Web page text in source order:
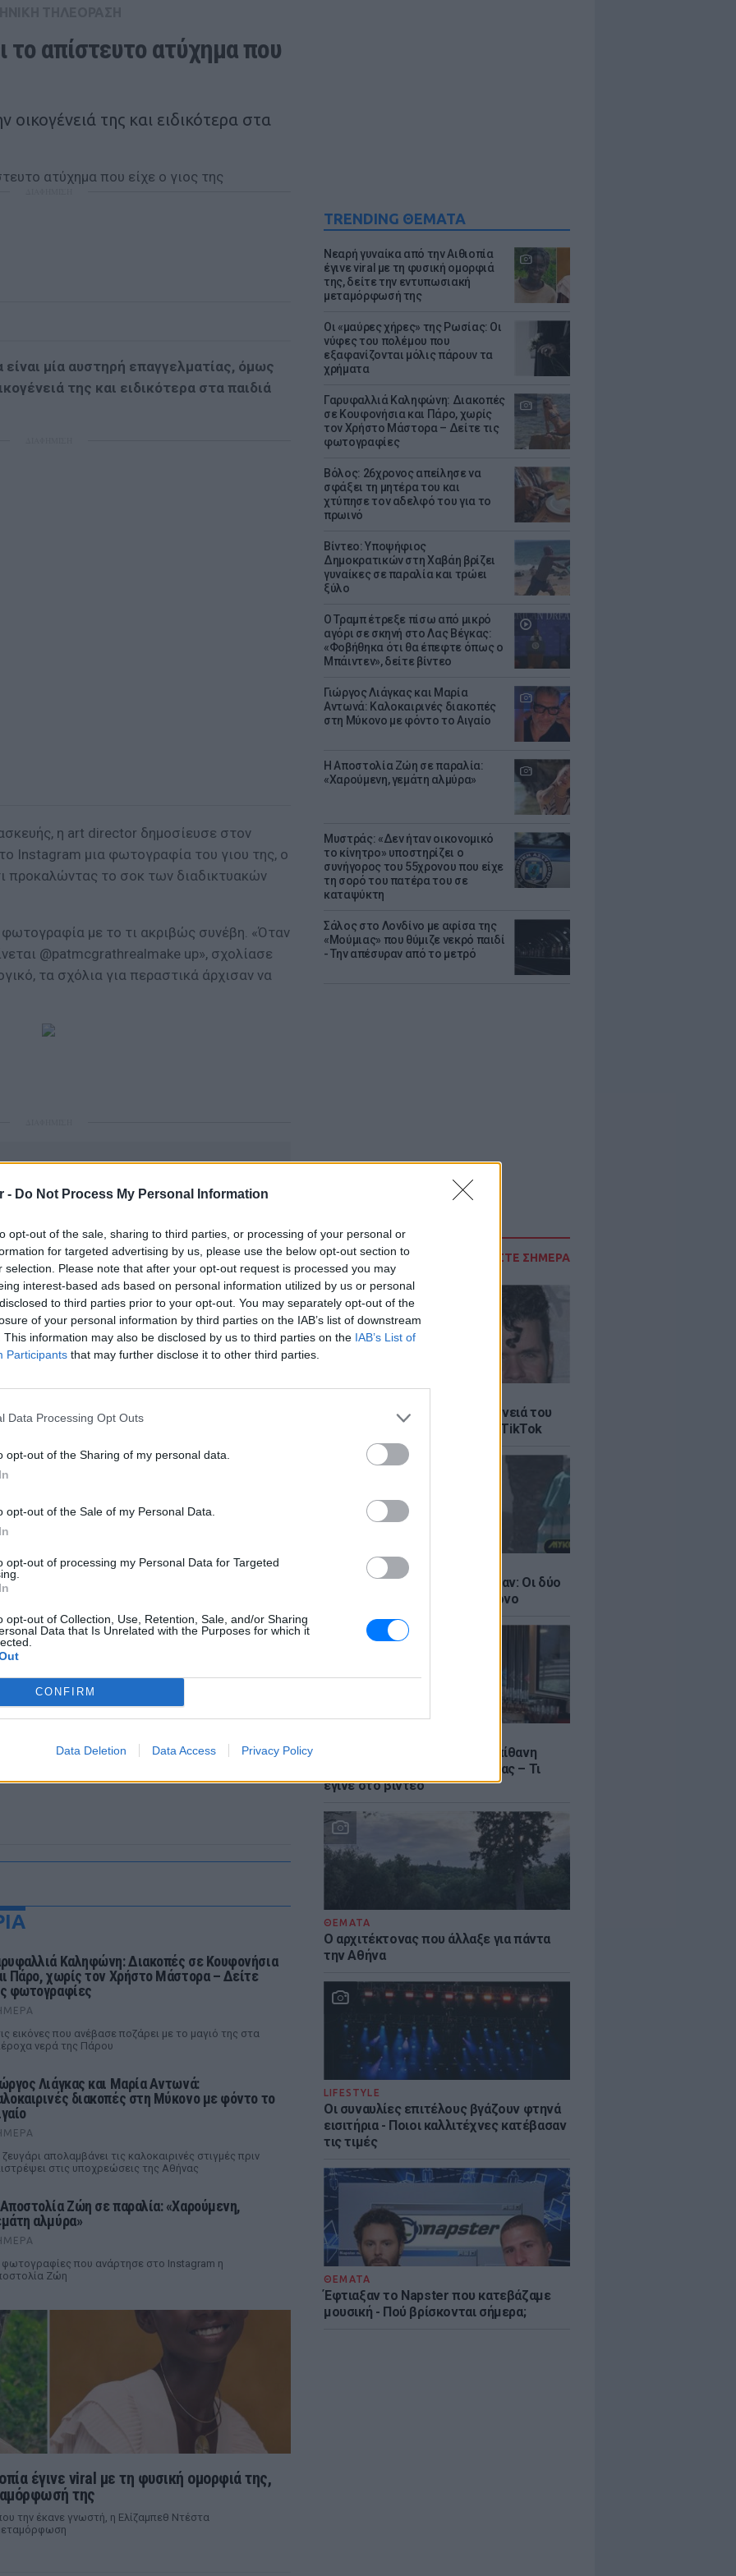
- Do Not Process My Personal Information
opt-out of the sale, sharing to third parties, or processing of your personal or
for targeted advertising by us, please use the below opt-out section to
selection. Please note that after your opt-out request is processed you may
interest-based ads based on personal information utilized by us or personal
to third parties prior to your opt-out. You may separately opt-out of the
of your personal information by third parties on the IAB’s list of downstream
This information may also be disclosed by us to third parties on the IAB’s List of
Participants that may further disclose it to other third parties.
Data Processing Opt Outs
opt-out of the Sharing of my personal data.
opt-out of the Sale of my Personal Data.
opt-out of processing my Personal Data for Targeted
opt-out of Collection, Use, Retention, Sale, and/or Sharing
Data that Is Unrelated with the Purposes for which it
CONFIRM
Data Deletion Data Access Privacy Policy
TRENDING ΘΕΜΑΤΑ
Νεαρή γυναίκα από την Αιθιοπία
έγινε viral με τη φυσική ομορφιά
της, δείτε την εντυπωσιακή
μεταμόρφωσή της
Οι «μαύρες χήρες» της Ρωσίας: Οι
νύφες του πολέμου που
εξαφανίζονται μόλις πάρουν τα
χρήματα
Γαρυφαλλιά Καληφώνη: Διακοπές
σε Κουφονήσια και Πάρο, χωρίς
τον Χρήστο Μάστορα – Δείτε τις
φωτογραφίες
Βόλος: 26χρονος απείλησε να
σφάξει τη μητέρα του και
χτύπησε τον αδελφό του για το
πρωινό
Βίντεο: Υποψήφιος
Δημοκρατικών στη Χαβάη βρίζει
γυναίκες σε παραλία και τρώει
ξύλο
Ο Τραμπ έτρεξε πίσω από μικρό
αγόρι σε σκηνή στο Λας Βέγκας:
«Φοβήθηκα ότι θα έπεφτε όπως ο
Μπάιντεν», δείτε βίντεο
Γιώργος Λιάγκας και Μαρία
Αντωνά: Καλοκαιρινές διακοπές
στη Μύκονο με φόντο το Αιγαίο
Η Αποστολία Ζώη σε παραλία:
«Χαρούμενη, γεμάτη αλμύρα»
Μυστράς: «Δεν ήταν οικονομικό
το κίνητρο» υποστηρίζει ο
συνήγορος του 55χρονου που είχε
τη σορό του πατέρα του σε
καταψύκτη
Σάλος στο Λονδίνο με αφίσα της
«Μούμιας» που θύμιζε νεκρό παιδί
- Την απέσυραν από το μετρό
ΔΙΑΒΑΣΤΕ ΣΗΜΕΡΑ
Πέρεζ Χίλτον: Τι λέει η οικογένειά του
μετά το σοκαριστικό live στο TikTok
LIFESTYLE
Ζόε Σαλντάνα και Νικόλ Κίντμαν: Οι δύο
σταρ του Χόλιγουντ στη Μύκονο
Ο Γιώργος Μανίκας έστησε απίθανη
φάρσα σε υπάλληλο καφετέριας – Τι
έγινε στο βίντεο
ΘΕΜΑΤΑ
Ο αρχιτέκτονας που άλλαξε για πάντα
την Αθήνα
LIFESTYLE
Οι συναυλίες επιτέλους βγάζουν φτηνά
εισιτήρια - Ποιοι καλλιτέχνες κατέβασαν
τις τιμές
ΘΕΜΑΤΑ
Έφτιαξαν το Napster που κατεβάζαμε
μουσική - Πού βρίσκονται σήμερα;
το απίστευτο ατύχημα που
οικογένειά της και ειδικότερα στα
μία αυστηρή επαγγελματίας, όμως
της και ειδικότερα στα παιδιά
η art director δημοσίευσε στον
Instagram μια φωτογραφία του γιου της, ο
προκαλώντας το σοκ των διαδικτυακών
με το τι ακριβώς συνέβη. «Όταν
@patmcgrathrealmake up», σχολίασε
τα σχόλια για περαστικά άρχισαν να
στοGoogle Newsκαι μάθετε πρώτοιτα
γιαΜόδα,Ομορφιά,Σχέσειςκαι
!
και στο Instagram
Καληφώνη: Διακοπές σε Κουφονήσια
Πάρο, χωρίς τον Χρήστο Μάστορα – Δείτε
φωτογραφίες
εικόνες που ανέβασε ποζάρει με το μαγιό της στα
νερά της Πάρου
Λιάγκας και Μαρία Αντωνά:
διακοπές στη Μύκονο με φόντο το
ζευγάρι απολαμβάνει τις καλοκαιρινές στιγμές πριν
στις υποχρεώσεις της Αθήνας
Ζώη σε παραλία: «Χαρούμενη,
αλμύρα»
φωτογραφίες που ανάρτησε στο Instagram η
Ζώη
έγινε viral με τη φυσική ομορφιά της,
της
την έκανε γνωστή, η Ελίζαμπεθ Ντέστα